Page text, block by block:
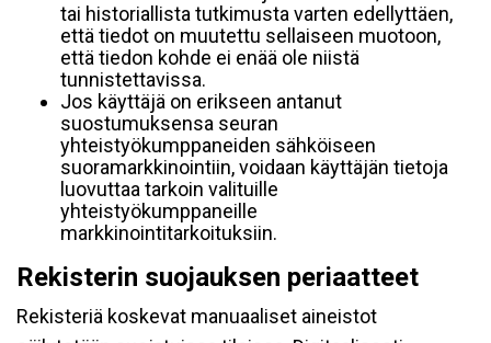
tai historiallista tutkimusta varten edellyttäen,
että tiedot on muutettu sellaiseen muotoon,
että tiedon kohde ei enää ole niistä
tunnistettavissa.
Jos käyttäjä on erikseen antanut
suostumuksensa seuran
yhteistyökumppaneiden sähköiseen
suoramarkkinointiin, voidaan käyttäjän tietoja
luovuttaa tarkoin valituille
yhteistyökumppaneille
markkinointitarkoituksiin.
Rekisterin suojauksen periaatteet
Rekisteriä koskevat manuaaliset aineistot